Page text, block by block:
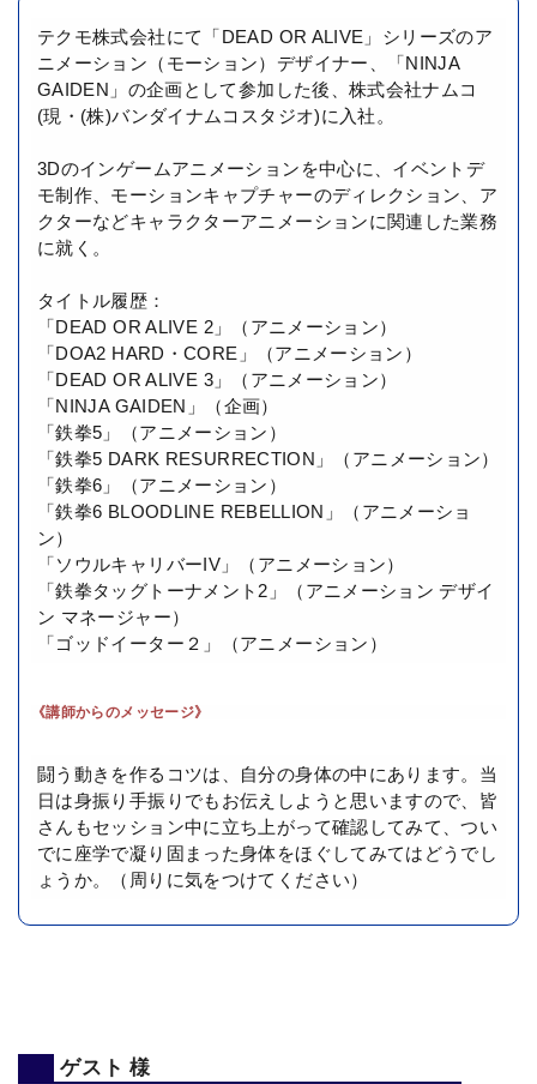
テクモ株式会社にて「DEAD OR ALIVE」シリーズのア
ニメーション（モーション）デザイナー、「NINJA
GAIDEN」の企画として参加した後、株式会社ナムコ
(現・(株)バンダイナムコスタジオ)に入社。
3Dのインゲームアニメーションを中心に、イベントデ
モ制作、モーションキャプチャーのディレクション、ア
クターなどキャラクターアニメーションに関連した業務
に就く。
タイトル履歴：
「DEAD OR ALIVE 2」（アニメーション）
「DOA2 HARD・CORE」（アニメーション）
「DEAD OR ALIVE 3」（アニメーション）
「NINJA GAIDEN」（企画）
「鉄拳5」（アニメーション）
「鉄拳5 DARK RESURRECTION」（アニメーション）
「鉄拳6」（アニメーション）
「鉄拳6 BLOODLINE REBELLION」（アニメーショ
ン）
「ソウルキャリバーIV」（アニメーション）
「鉄拳タッグトーナメント2」（アニメーション デザイ
ン マネージャー）
「ゴッドイーター２」（アニメーション）
《講師からのメッセージ》
闘う動きを作るコツは、自分の身体の中にあります。当
日は身振り手振りでもお伝えしようと思いますので、皆
さんもセッション中に立ち上がって確認してみて、つい
でに座学で凝り固まった身体をほぐしてみてはどうでし
ょうか。（周りに気をつけてください）
ゲスト 様